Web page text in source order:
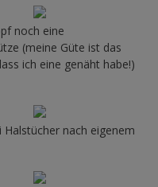
noch eine
(meine Güte ist das
ich eine genäht habe!)
nach eigenem